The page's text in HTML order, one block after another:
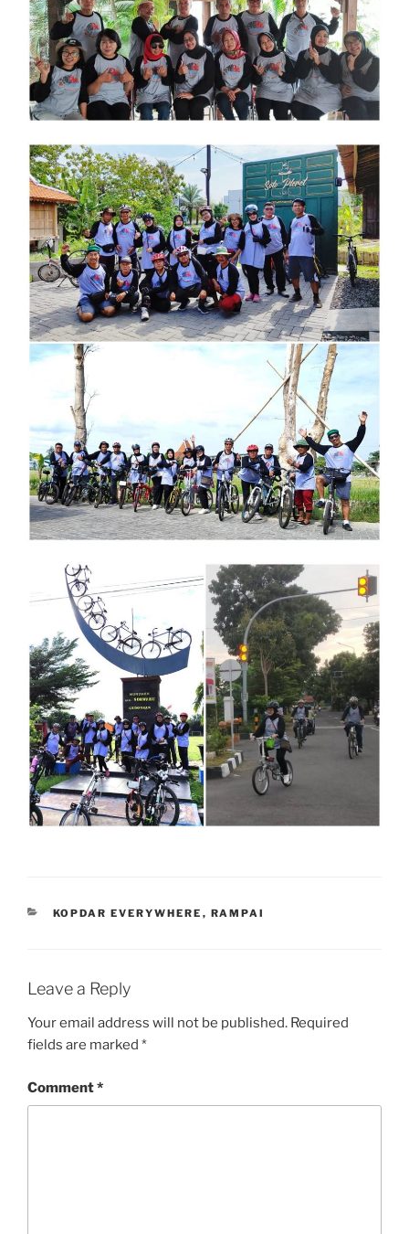
CATEGORIES
KOPDAR EVERYWHERE , RAMPAI
Leave a Reply
Your email address will not be published. Required
fields are marked *
Comment*